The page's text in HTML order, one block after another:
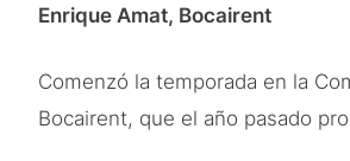
Enrique Amat, Bocairent
Comenzó la temporada en la
Bocairent, que el año pasado